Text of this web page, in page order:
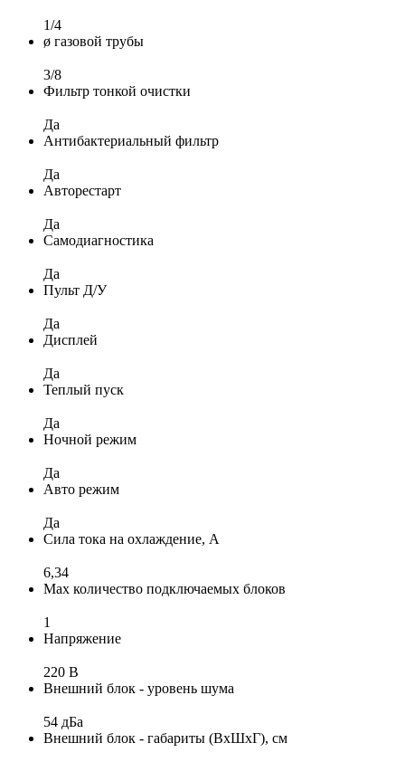
1/4
ø газовой трубы
3/8
Фильтр тонкой очистки
Да
Антибактериальный фильтр
Да
Авторестарт
Да
Самодиагностика
Да
Пульт Д/У
Да
Дисплей
Да
Теплый пуск
Да
Ночной режим
Да
Авто режим
Да
Сила тока на охлаждение, А
6,34
Max количество подключаемых блоков
1
Напряжение
220 В
Внешний блок - уровень шума
54 дБа
Внешний блок - габариты (ВхШхГ), см